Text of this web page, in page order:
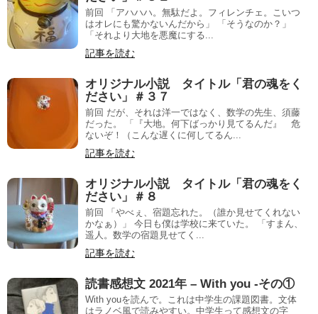
前回 「アハハハ。無駄だよ。フィレンチェ。こいつ
はオレにも驚かないんだから」 「そうなのか？」
「それより大地を悪魔にする...
記事を読む
オリジナル小説 タイトル「君の魂をく
ださい」＃３７
前回 だが、それは洋一ではなく、数学の先生、須藤
だった。 「『大地。何下ばっかり見てるんだ』 危
ないぞ！（こんな遅くに何してるん...
記事を読む
オリジナル小説 タイトル「君の魂をく
ださい」＃８
前回 「やべぇ、宿題忘れた。（誰か見せてくれない
かなぁ）」 今日も僕は学校に来ていた。 「すまん、
遥人。数学の宿題見せてく...
記事を読む
読書感想文 2021年 – With you -その①
With youを読んで。これは中学生の課題図書。文体
はラノベ風で読みやすい。中学生って感想文の字